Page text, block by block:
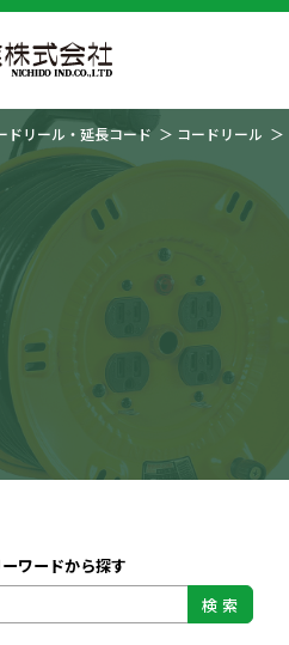
ドリール・延長コード コードリール
ワードから探す
検 索